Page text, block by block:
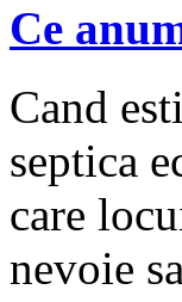
Ce
Cand
septica
care
nevoie